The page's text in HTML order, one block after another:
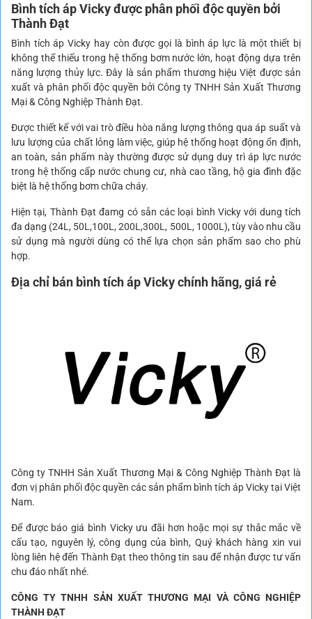
Bình tích áp Vickyđược phân phối độc quyền bởi
Thành Đạt
Bình tích áp Vicky hay còn được gọi là bình áp lực là một thiết bị
không thể thiếu trong hệ thống bơm nước lớn, hoạt động dựa trên
năng lượng thủy lực. Đây là sản phẩm thương hiệu Việt được sản
xuất và phân phối độc quyền bởi Công ty TNHH Sản Xuất Thương
Mại & Công Nghiệp Thành Đạt.
Được thiết kế với vai trò điều hòa năng lượng thông qua áp suất và
lưu lượng của chất lỏng làm việc, giúp hệ thống hoạt động ổn định,
an toàn, sản phẩm này thường được sử dụng duy trì áp lực nước
trong hệ thống cấp nước chung cư, nhà cao tầng, hộ gia đình đặc
biệt là hệ thống bơm chữa cháy.
Hiện tại, Thành Đạt đamg có sẵn các loại bình Vicky với dung tích
đa dạng (24L, 50L,100L, 200L,300L, 500L, 1000L), tùy vào nhu cầu
sử dụng mà người dùng có thể lựa chọn sản phẩm sao cho phù
hợp.
Địa chỉ bán bình tích áp Vicky chính hãng, giá rẻ
Công ty TNHH Sản Xuất Thương Mại & Công Nghiệp Thành Đạt là
đơn vị phân phối độc quyền các sản phẩm bình tích áp Vicky tại Việt
Nam.
Để được báo giá bình Vicky ưu đãi hơn hoặc mọi sự thắc mắc về
cấu tạo, nguyên lý, công dụng của bình, Quý khách hàng xin vui
lòng liên hệ đến Thành Đạt theo thông tin sau để nhận được tư vấn
chu đáo nhất nhé.
CÔNG TY TNHH SẢN XUẤT THƯƠNG MẠI VÀ CÔNG NGHIỆP
THÀNH ĐẠT